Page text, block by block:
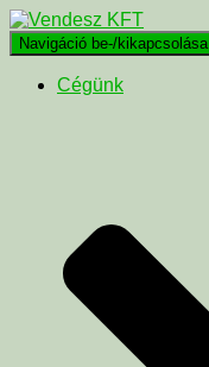
Navigáció be-/kikapcsolása
Cégünk